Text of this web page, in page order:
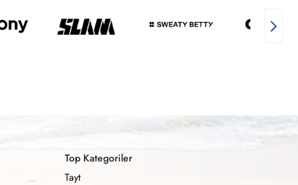
Top Kategoriler
Tayt